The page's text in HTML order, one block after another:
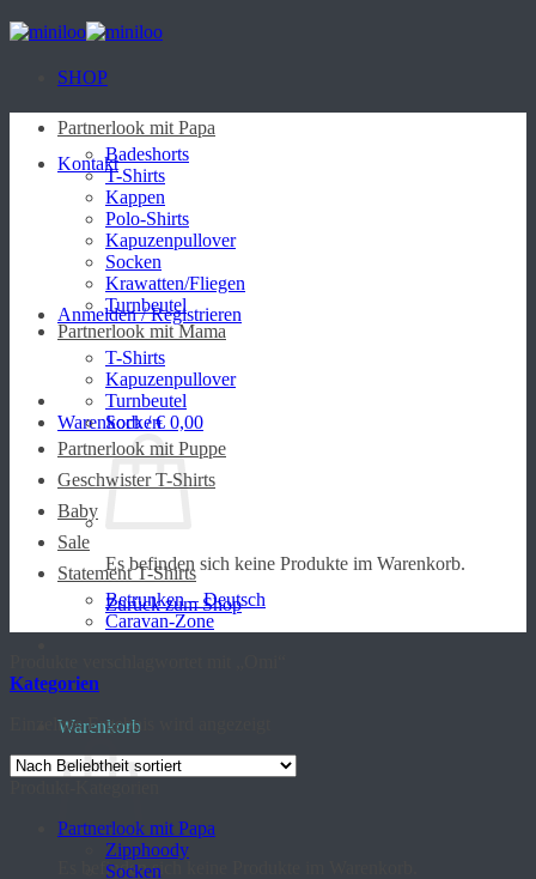
Zum
Inhalt
SHOP
Kontakt
Anmelden / Registrieren
Warenkorb /€ 0,00
Es befinden sich keine Produkte im Warenkorb.
Zurück zum Shop
Warenkorb
Es befinden sich keine Produkte im Warenkorb.
Partnerlook mit Papa
Badeshorts
T-Shirts
Kappen
Polo-Shirts
Kapuzenpullover
Socken
Krawatten/Fliegen
Turnbeutel
Partnerlook mit Mama
T-Shirts
Kapuzenpullover
Turnbeutel
Socken
Partnerlook mit Puppe
Geschwister T-Shirts
Baby
Sale
Statement T-Shirts
Betrunken – Deutsch
Caravan-Zone
Kategorien
Einzelnes Ergebnis wird angezeigt
Partnerlook mit Papa
Zipphoody
Socken